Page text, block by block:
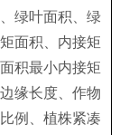
绿叶面积、绿
面积、内接矩
积最小内接矩
缘长度、作物
例、植株紧凑